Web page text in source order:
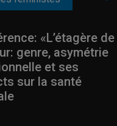
«L’étagère de
genre, asymétrie
et ses
sur la santé